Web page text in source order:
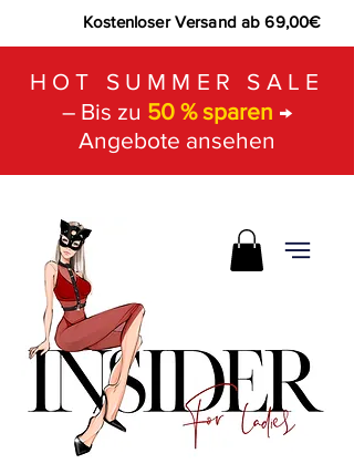
Kostenloser Versand ab 69,00€
HOT SUMMER SALE
– Bis zu 50 % sparen →
Angebote ansehen